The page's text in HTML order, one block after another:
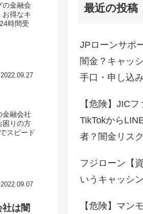
の金融会
お得なキ
時間受
2022.09.27
金融会社
困りの方
スピード
2022.09.07
は闇
最近の投稿
JPローンサポ
闇金？キャッ
手口・申し込
【危険】JIC
TikTokから
者？闇金リス
フジローン【
いうキャッシ
【危険】マン